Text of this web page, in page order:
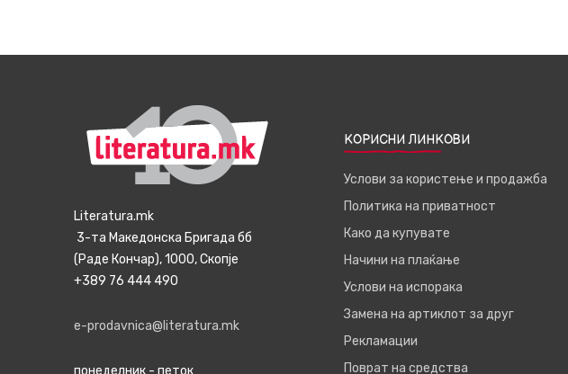
Literatura.mk
3-та Македонска Бригада бб
(Раде Кончар), 1000, Скопје
+389 76 444 490
e-prodavnica@literatura.mk
понеделник - петок
КОРИСНИ ЛИНКОВИ
Услови за користење и продажба
Политика на приватност
Како да купувате
Начини на плаќање
Услови на испорака
Замена на артиклот за друг
Рекламации
Поврат на средства